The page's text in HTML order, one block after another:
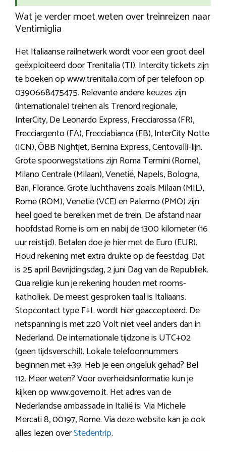
Wat je verder moet weten over treinreizen naar
Ventimiglia
Het Italiaanse railnetwerk wordt voor een groot deel
geëxploiteerd door Trenitalia (TI). Intercity tickets zijn
te boeken op www.trenitalia.com of per telefoon op
0390668475475. Relevante andere keuzes zijn
(internationale) treinen als Trenord regionale,
InterCity, De Leonardo Express, Frecciarossa (FR),
Frecciargento (FA), Frecciabianca (FB), InterCity Notte
(ICN), ÖBB Nightjet, Bernina Express, Centovalli-lijn.
Grote spoorwegstations zijn Roma Termini (Rome),
Milano Centrale (Milaan), Venetië, Napels, Bologna,
Bari, Florance. Grote luchthavens zoals Milaan (MIL),
Rome (ROM), Venetie (VCE) en Palermo (PMO) zijn
heel goed te bereiken met de trein. De afstand naar
hoofdstad Rome is om en nabij de 1300 kilometer (16
uur reistijd). Betalen doe je hier met de Euro (EUR).
Houd rekening met extra drukte op de feestdag. Dat
is 25 april Bevrijdingsdag, 2 juni Dag van de Republiek.
Qua religie kun je rekening houden met rooms-
katholiek. De meest gesproken taal is Italiaans.
Stopcontact type F+L wordt hier geaccepteerd. De
netspanning is met 220 Volt niet veel anders dan in
Nederland. De internationale tijdzone is UTC+02
(geen tijdsverschil). Lokale telefoonnummers
beginnen met +39. Heb je een ongeluk gehad? Bel
112. Meer weten? Voor overheidsinformatie kun je
kijken op www.governo.it. Het adres van de
Nederlandse ambassade in Italië is: Via Michele
Mercati 8, 00197, Rome. Via deze website kan je ook
alles lezen overStedentrip.